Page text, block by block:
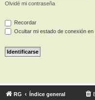
Olvidé mi contraseña
Recordar
Ocultar mi estado de conexión
RG Índice general